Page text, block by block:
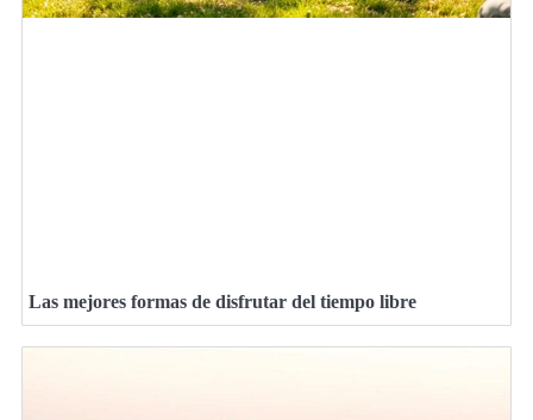
Las mejores formas de disfrutar del tiempo libre